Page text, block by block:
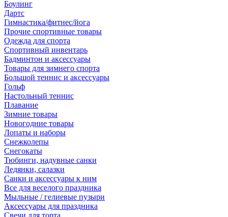
Боулинг
Дартс
Гимнастика/фитнес/йога
Прочие спортивные товары
Одежда для спорта
Спортивный инвентарь
Бадминтон и аксессуары
Товары для зимнего спорта
Большой теннис и аксессуары
Гольф
Настольный теннис
Плавание
Зимние товары
Новогодние товары
Лопаты и наборы
Снежколепы
Снегокаты
Тюбинги, надувные санки
Ледянки, салазки
Санки и аксессуары к ним
Все для веселого праздника
Мыльные / гелиевые пузыри
Аксессуары для праздника
Свечи для торта